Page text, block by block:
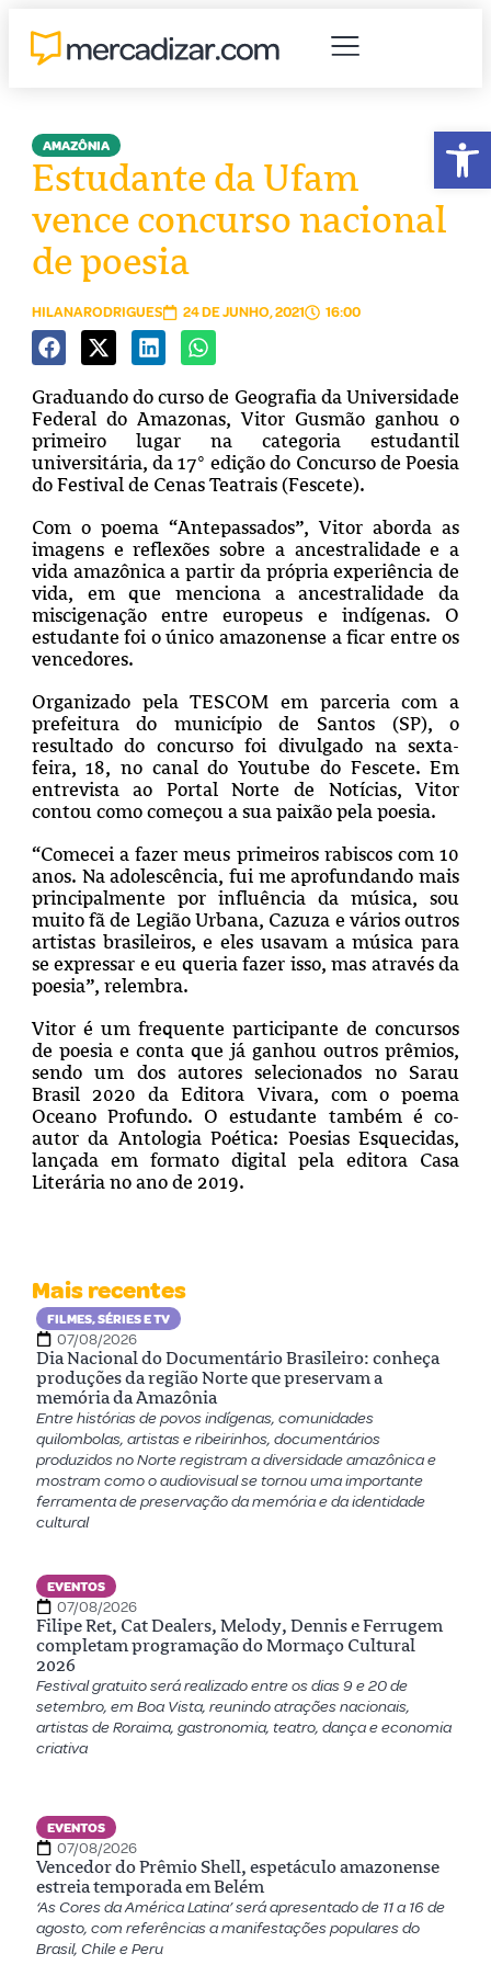
AMAZÔNIA
Estudante da Ufam
vence concurso nacional
de poesia
HILANARODRIGUES 24 DE JUNHO, 2021 16:00
Graduando do curso de Geografia da Universidade
Federal do Amazonas, Vitor Gusmão ganhou o
primeiro lugar na categoria estudantil
universitária, da 17° edição do Concurso de Poesia
do Festival de Cenas Teatrais (Fescete).
Com o poema “Antepassados”, Vitor aborda as
imagens e reflexões sobre a ancestralidade e a
vida amazônica a partir da própria experiência de
vida, em que menciona a ancestralidade da
miscigenação entre europeus e indígenas. O
estudante foi o único amazonense a ficar entre os
vencedores.
Organizado pela TESCOM em parceria com a
prefeitura do município de Santos (SP), o
resultado do concurso foi divulgado na sexta-
feira, 18, no canal do Youtube do Fescete. Em
entrevista ao Portal Norte de Notícias, Vitor
contou como começou a sua paixão pela poesia.
“Comecei a fazer meus primeiros rabiscos com 10
anos. Na adolescência, fui me aprofundando mais
principalmente por influência da música, sou
muito fã de Legião Urbana, Cazuza e vários outros
artistas brasileiros, e eles usavam a música para
se expressar e eu queria fazer isso, mas através da
poesia”, relembra.
Vitor é um frequente participante de concursos
de poesia e conta que já ganhou outros prêmios,
sendo um dos autores selecionados no Sarau
Brasil 2020 da Editora Vivara, com o poema
Oceano Profundo. O estudante também é co-
autor da Antologia Poética: Poesias Esquecidas,
lançada em formato digital pela editora Casa
Literária no ano de 2019.
Mais recentes
FILMES, SÉRIES E TV
07/08/2026
Dia Nacional do Documentário Brasileiro: conheça
produções da região Norte que preservam a
memória da Amazônia
Entre histórias de povos indígenas, comunidades
quilombolas, artistas e ribeirinhos, documentários
produzidos no Norte registram a diversidade amazônica e
mostram como o audiovisual se tornou uma importante
ferramenta de preservação da memória e da identidade
cultural
EVENTOS
07/08/2026
Filipe Ret, Cat Dealers, Melody, Dennis e Ferrugem
completam programação do Mormaço Cultural
2026
Festival gratuito será realizado entre os dias 9 e 20 de
setembro, em Boa Vista, reunindo atrações nacionais,
artistas de Roraima, gastronomia, teatro, dança e economia
criativa
EVENTOS
07/08/2026
Vencedor do Prêmio Shell, espetáculo amazonense
estreia temporada em Belém
‘As Cores da América Latina’ será apresentado de 11 a 16 de
agosto, com referências a manifestações populares do
Brasil, Chile e Peru